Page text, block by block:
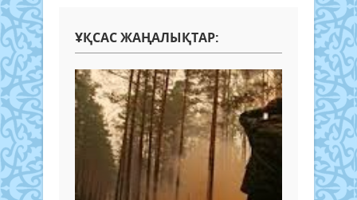
ҰҚСАС ЖАҢАЛЫҚТАР: